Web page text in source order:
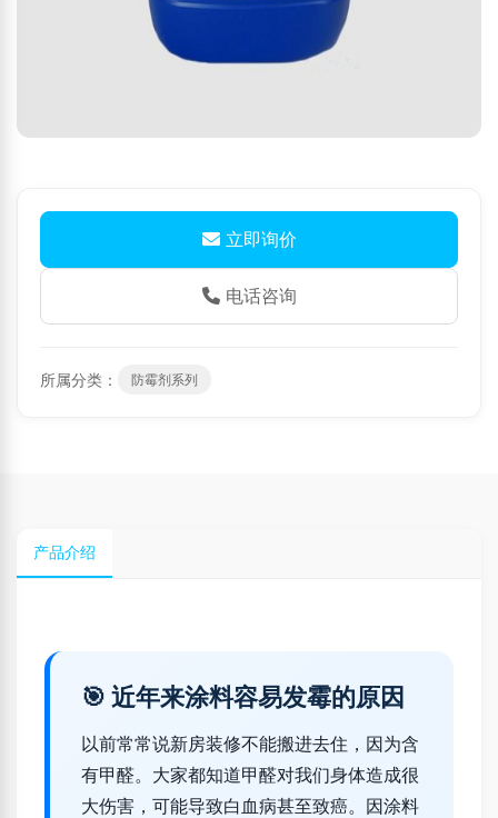
立即询价
电话咨询
所属分类： 防霉剂系列
产品介绍
🎯 近年来涂料容易发霉的原因
以前常常说新房装修不能搬进去住，因为含
有甲醛。大家都知道甲醛对我们身体造成很
大伤害，可能导致白血病甚至致癌。因涂料